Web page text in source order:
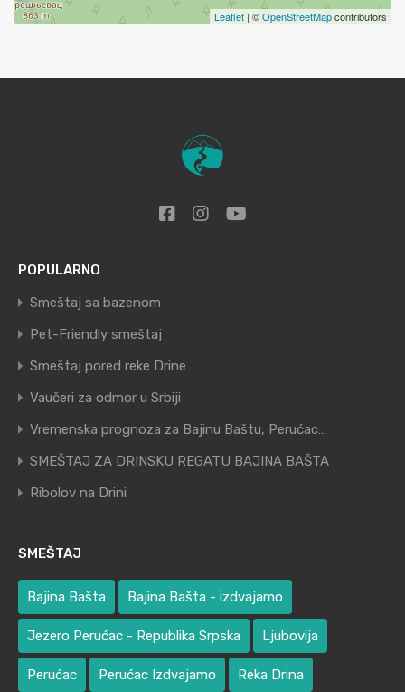
Leaflet | ©OpenStreetMapcontributors
POPULARNO
Smeštaj sa bazenom
Pet-Friendly smeštaj
Smeštaj pored reke Drine
Vaučeri za odmor u Srbiji
Vremenska prognoza za Bajinu Baštu, Perućac…
SMEŠTAJ ZA DRINSKU REGATU BAJINA BAŠTA
Ribolov na Drini
SMEŠTAJ
Bajina Bašta Bajina Bašta - izdvajamo
Jezero Perućac - Republika Srpska Ljubovija
Perućac Perućac Izdvajamo Reka Drina